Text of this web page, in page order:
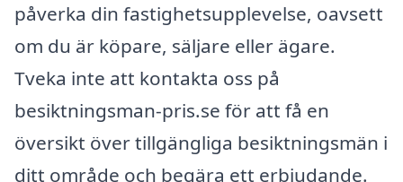
påverka din fastighetsupplevelse, oavsett
om du är köpare, säljare eller ägare.
Tveka inte att kontakta oss på
besiktningsman-pris.se för att få en
översikt över tillgängliga besiktningsmän i
ditt område och begära ett erbjudande.